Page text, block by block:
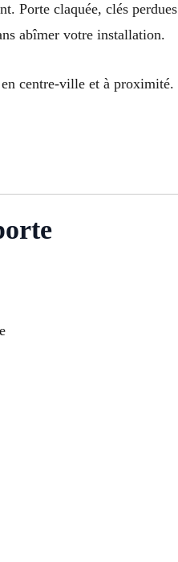
Porte claquée, clés
abîmer votre installation.
centre-ville et à proximité.